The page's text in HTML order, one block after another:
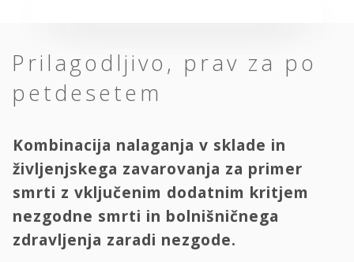
Prilagodljivo, prav za po
petdesetem
Kombinacija nalaganja v sklade in
življenjskega zavarovanja za primer
smrti z vključenim dodatnim kritjem
nezgodne smrti in bolnišničnega
zdravljenja zaradi nezgode.